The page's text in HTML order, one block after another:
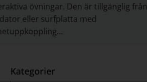
övningar. Den är tillgänglig från
eller surfplatta med
Kategorier